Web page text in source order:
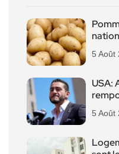
5 Août
USA:
5 Août